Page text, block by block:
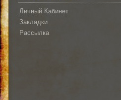
Личный Кабинет
Закладки
Рассылка